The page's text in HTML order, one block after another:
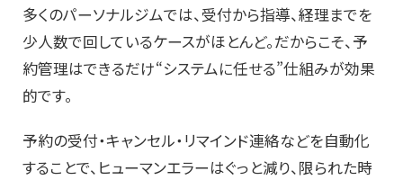
多くのパーソナルジムでは、受付から指導、経理までを
少人数で回しているケースがほとんど。だからこそ、予
約管理はできるだけ“システムに任せる”仕組みが効果
的です。
予約の受付・キャンセル・リマインド連絡などを自動化
することで、ヒューマンエラーはぐっと減り、限られた時